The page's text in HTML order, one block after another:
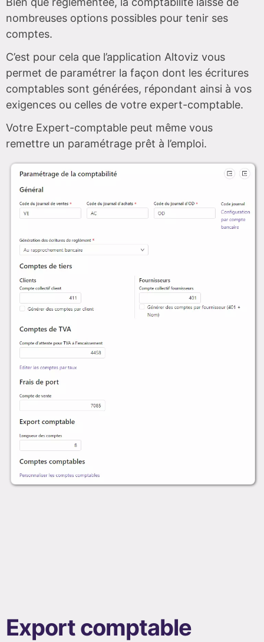
nombreuses options possibles pour tenir ses
comptes.
C’est pour cela que l’application Altoviz vous
permet de paramétrer la façon dont les écritures
comptables sont générées, répondant ainsi à vos
exigences ou celles de votre expert-comptable.
Votre Expert-comptable peut même vous
remettre un paramétrage prêt à l’emploi.
Export comptable